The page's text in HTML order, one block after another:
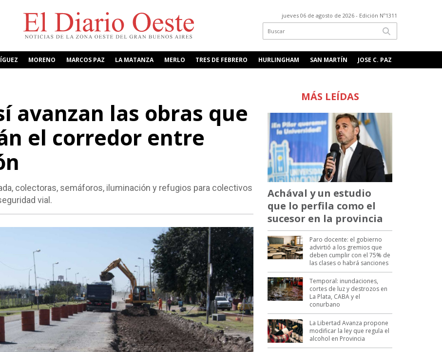
jueves 06 de agosto de 2026 - Edición Nº1311
MORENO MARCOS PAZ LA MATANZA MERLO TRES DE FEBRERO HURLINGHAM SAN MARTÍN JOSE C. PAZ
avanzan las obras que
el corredor entre
colectoras, semáforos, iluminación y refugios para colectivos
vial.
MÁS LEÍDAS
Achával y un estudio
que lo perfila como el
sucesor en la provincia
Paro docente: el gobierno
advirtió a los gremios que
deben cumplir con el 75% de
las clases o habrá sanciones
Temporal: inundaciones,
cortes de luz y destrozos en
La Plata, CABA y el
conurbano
La Libertad Avanza propone
modificar la ley que regula el
alcohol en Provincia